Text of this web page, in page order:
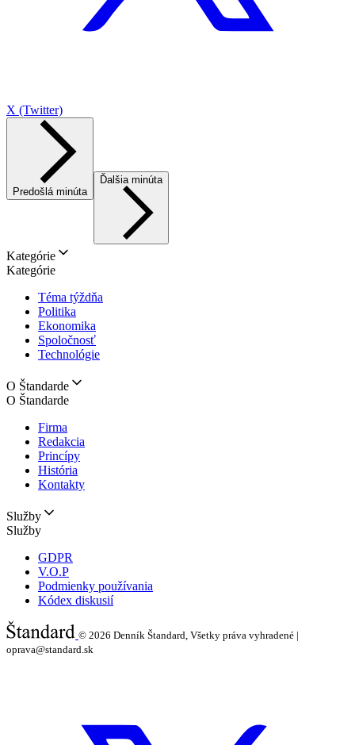
X (Twitter)
Predošlá minúta
Ďalšia minúta
Kategórie
Kategórie
Téma týždňa
Politika
Ekonomika
Spoločnosť
Technológie
O Štandarde
O Štandarde
Firma
Redakcia
Princípy
História
Kontakty
Služby
Služby
GDPR
V.O.P
Podmienky používania
Kódex diskusií
© 2026 Denník Štandard, Všetky práva vyhradené |
oprava@standard.sk